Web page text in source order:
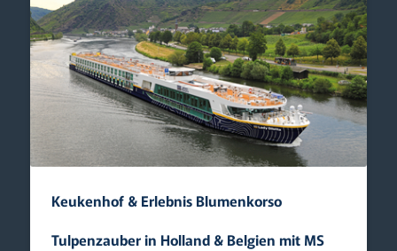
Keukenhof & Erlebnis Blumenkorso
Tulpenzauber in Holland & Belgien mit MS